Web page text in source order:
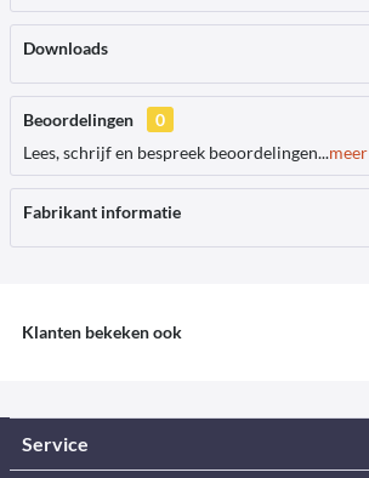
Downloads
Beoordelingen
0
Lees, schrijf en bespreek beoordelingen...meer
Fabrikant informatie
Klanten bekeken ook
Service